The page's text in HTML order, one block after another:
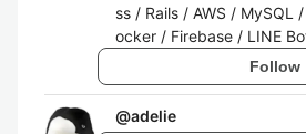
ss / Rails / AWS / MySQL
ocker / Firebase / LINE
Follow
@adelie